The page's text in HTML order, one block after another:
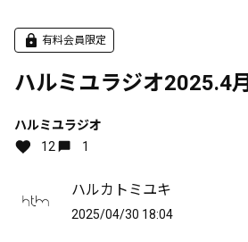
有料会員限定
ハルミユラジオ2025.4月
ハルミユラジオ
12
1
ハルカトミユキ
2025/04/30 18:04